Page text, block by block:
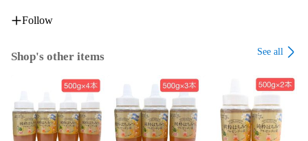
Follow
Shop's other items See all